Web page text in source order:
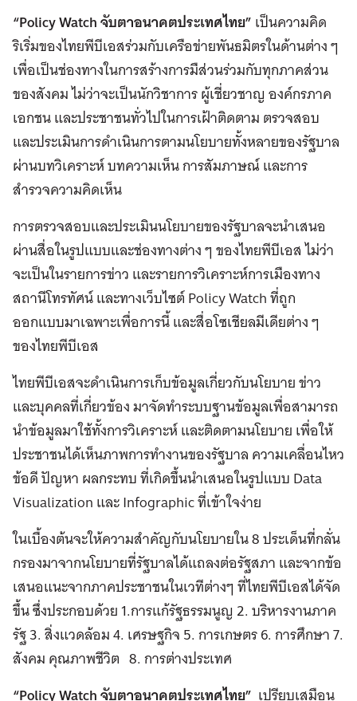
“Policy Watchจับตาอนาคตประเทศไทย”เป็นความคิด
ริเริ่มของไทยพีบีเอสร่วมกับเครือข่ายพันธมิตรในด้านต่าง ๆ
เพื่อเป็นช่องทางในการสร้างการมืส่วนร่วมกับทุกภาคส่วน
ของสังคม ไม่ว่าจะเป็นนักวิชาการ ผู้เชี่ยวชาญ องค์กรภาค
เอกชน และประชาชนทั่วไปในการเฝ้าติดตาม ตรวจสอบ
และประเมินการดำเนินการตามนโยบายทั้งหลายของรัฐบาล
ผ่านบทวิเคราะห์ บทความเห็น การสัมภาษณ์ และการ
สำรวจความคิดเห็น
การตรวจสอบและประเมินนโยบายของรัฐบาลจะนำเสนอ
ผ่านสื่อในรูปแบบและช่องทางต่าง ๆ ของไทยพีบีเอส ไม่ว่า
จะเป็นในรายการข่าว และรายการวิเคราะห์การเมืองทาง
สถานีโทรทัศน์ และทางเว็บไซต์ Policy Watch ที่ถูก
ออกแบบมาเฉพาะเพื่อการนี้ และสื่อโซเชียลมีเดียต่าง ๆ
ของไทยพีบีเอส
ไทยพีบีเอสจะดำเนินการเก็บข้อมูลเกี่ยวกับนโยบาย ข่าว
และบุคคลที่เกี่ยวข้อง มาจัดทำระบบฐานข้อมูลเพื่อสามารถ
นำข้อมูลมาใช้ทั้งการวิเคราะห์ และติดตามนโยบาย เพื่อให้
ประชาชนได้เห็นภาพการทำงานของรัฐบาล ความเคลื่อนไหว
ข้อดี ปัญหา ผลกระทบ ที่เกิดขึ้นนำเสนอในรูปแบบ Data
Visualization และ Infographic ที่เข้าใจง่าย
ในเบื้องต้นจะให้ความสำคัญกับนโยบายใน 8 ประเด็นที่กลั่น
กรองมาจากนโยบายที่รัฐบาลได้แถลงต่อรัฐสภา และจากข้อ
เสนอแนะจากภาคประชาชนในเวทีต่างๆ ที่ไทยพีบีเอสได้จัด
ขึ้น ซึ่งประกอบด้วย 1.การแก้รัฐธรรมนูญ 2. บริหารงานภาค
รัฐ 3. สิ่งแวดล้อม 4. เศรษฐกิจ 5. การเกษตร 6. การศึกษา 7.
สังคม คุณภาพชีวิต 8. การต่างประเทศ
“Policy Watchจับตาอนาคตประเทศไทย” เปรียบเสมือน